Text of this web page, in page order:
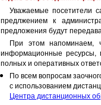
Уважаемые посетители
предлжением к
предложения будут
При этом напоминаем,
информационные ресурсы,
полных и оперативных
По всем вопросам
с использованием
Центра дистанционных